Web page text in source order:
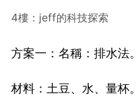
4樓：jeff的科技探索
方案一：名稱：排水法。
材料：土豆、水、量杯。